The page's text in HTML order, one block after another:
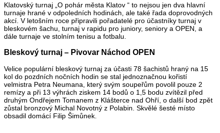
Klatovský turnaj „O pohár města Klatov “ to nejsou jen dva hlavní
turnaje hrané v odpoledních hodinách, ale také řada doprovodných
akcí. V letošním roce připravili pořadatelé pro účastníky turnaj v
bleskovém šachu, turnaj v rapidu pro juniory, seniory a OPEN, a
dále turnaje ve stolním tenisu a fotbalu.
Bleskový turnaj – Pivovar Náchod OPEN
Velice populární bleskový turnaj za účasti 78 šachistů hraný na 15
kol do pozdních nočních hodin se stal jednoznačnou kořistí
velmistra Petra Neumana, který svým soupeřům povolil pouze 2
remízy a při 13 výhrách ziskem 14 bodů o 1,5 bodu zvítězil před
druhým Ondřejem Tomanem z Klášterce nad Ohří, o další bod zpět
zůstal bronzový Michal Novotný z Polabin. Skvělé šesté místo
obsadil domácí Filip Šimůnek.